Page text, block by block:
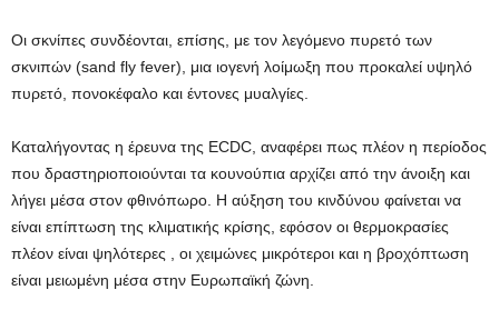
Οι σκνίπες συνδέονται, επίσης, με τον λεγόμενο πυρετό των
σκνιπών (sand fly fever), μια ιογενή λοίμωξη που προκαλεί υψηλό
πυρετό, πονοκέφαλο και έντονες μυαλγίες.
Καταλήγοντας η έρευνα της ECDC, αναφέρει πως πλέον η περίοδος
που δραστηριοποιούνται τα κουνούπια αρχίζει από την άνοιξη και
λήγει μέσα στον φθινόπωρο. Η αύξηση του κινδύνου φαίνεται να
είναι επίπτωση της κλιματικής κρίσης, εφόσον οι θερμοκρασίες
πλέον είναι ψηλότερες , οι χειμώνες μικρότεροι και η βροχόπτωση
είναι μειωμένη μέσα στην Ευρωπαϊκή ζώνη.